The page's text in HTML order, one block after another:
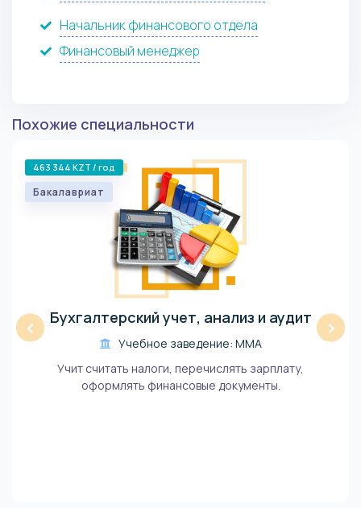
Начальник финансового отдела
Финансовый менеджер
Похожие специальности
‹
463 344 KZT / год
Бакалавриат
Бухгалтерский учет, анализ и аудит
Учебное заведение: ММА
Учит считать налоги, перечислять зарплату,
оформлять финансовые документы.
›